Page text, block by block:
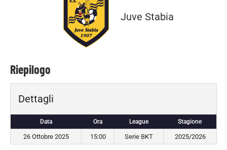
Juve Stabia
Riepilogo
Dettagli
Data Ora League Stagione
26 Ottobre 2025 15:00 Serie BKT 2025/2026